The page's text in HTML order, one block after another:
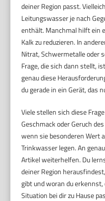
deiner Region passt.
Leitungswasser je nach
enthält. Manchmal hilft ein
Kalk zu reduzieren. In
Nitrat, Schwermetalle oder
Frage, die sich dann stellt,
genau diese
du gerade in ein Gerät, das
Viele stellen sich diese
Geschmack oder Geruch
wenn sie besonderen Wert
Trinkwasser legen. An
Artikel weiterhelfen. Du
deiner Region
gibt und woran du
Situation bei dir zu Hause